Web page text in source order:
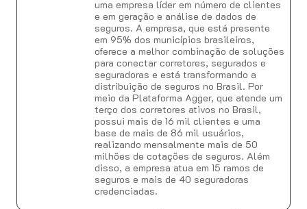
uma empresa líder em número de clientes
e em geração e análise de dados de
seguros. A empresa, que está presente
em 95% dos municípios brasileiros,
oferece a melhor combinação de soluções
para conectar corretores, segurados e
seguradoras e está transformando a
distribuição de seguros no Brasil. Por
meio da Plataforma Agger, que atende um
terço dos corretores ativos no Brasil,
possui mais de 16 mil clientes e uma
base de mais de 86 mil usuários,
realizando mensalmente mais de 50
milhões de cotações de seguros. Além
disso, a empresa atua em 15 ramos de
seguros e mais de 40 seguradoras
credenciadas.